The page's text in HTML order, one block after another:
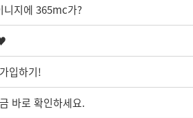
니지에 365mc가?
입하기!
바로 확인하세요.